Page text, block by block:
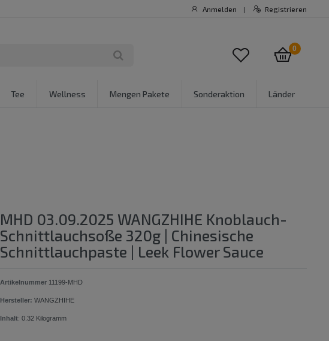
Anmelden | Registrieren
0
Tee Wellness Mengen Pakete Sonderaktion Länder
MHD 03.09.2025 WANGZHIHE Knoblauch-
Schnittlauchsoße 320g | Chinesische
Schnittlauchpaste | Leek Flower Sauce
Artikelnummer 11199-MHD
Hersteller: WANGZHIHE
Inhalt:0.32 Kilogramm